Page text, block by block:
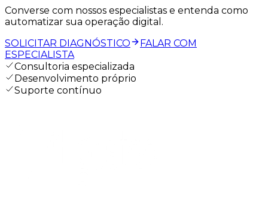
Converse com nossos especialistas e entenda como
automatizar sua operação digital.
SOLICITAR DIAGNÓSTICO
FALAR COM
ESPECIALISTA
Consultoria especializada
Desenvolvimento próprio
Suporte contínuo